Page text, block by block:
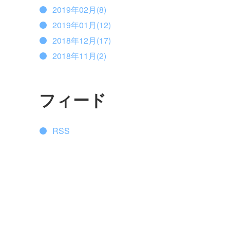
2019年02月(8)
2019年01月(12)
2018年12月(17)
2018年11月(2)
フィード
RSS